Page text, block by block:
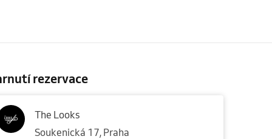
rezervace
The Looks
Soukenická 17, Praha